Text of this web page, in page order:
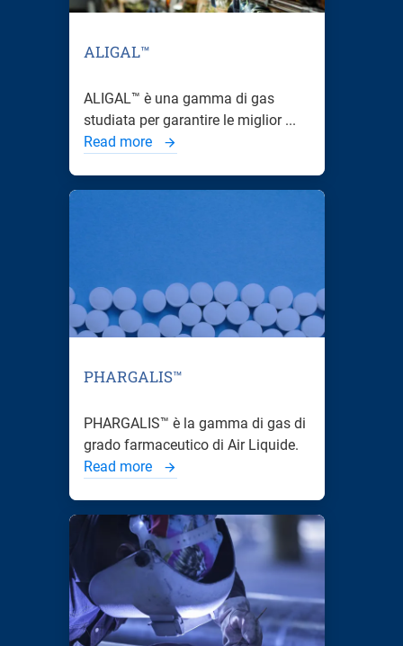
ALIGAL™
ALIGAL™ è una gamma di gas
studiata per garantire le miglior ...
Read more
PHARGALIS™
PHARGALIS™ è la gamma di gas di
grado farmaceutico di Air Liquide.
Read more